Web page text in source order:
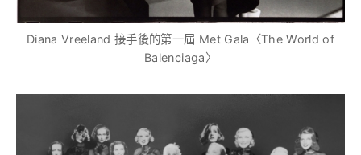
Diana Vreeland 接手後的第一屆 Met Gala〈The World of
Balenciaga〉